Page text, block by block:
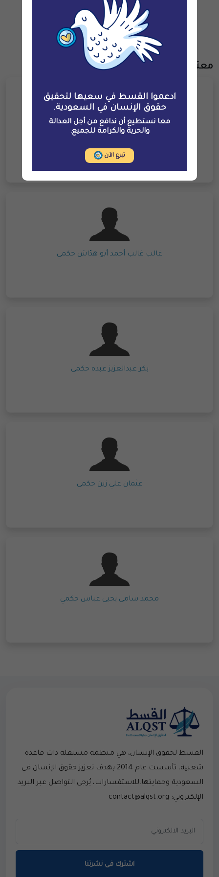
مساهمة
معتقلون آخرون
غالب غالب أحمد أبو هدّاش حكمي
بكر عبدالعزيز عبده حكمي
عثمان علي زين حكمي
محمد سامي يحيى عباس حكمي
القسط لحقوق الإنسان، هي منظمة مستقلة ذات قاعدة
شعبية، تأسست عام 2014 بهدف تعزيز حقوق الإنسان في
السعودية وحمايتها.للاستفسارات، يُرجى التواصل عبر البريد
الإلكتروني: contact@alqst.org
اشترك في نشرتنا
ادعموا القسط في سعيها لتحقيق
حقوق الإنسان في السعودية.
معا نستطيع أن ندافع من أجل العدالة
والحرية والكرامة للجميع.
تبرع الآن